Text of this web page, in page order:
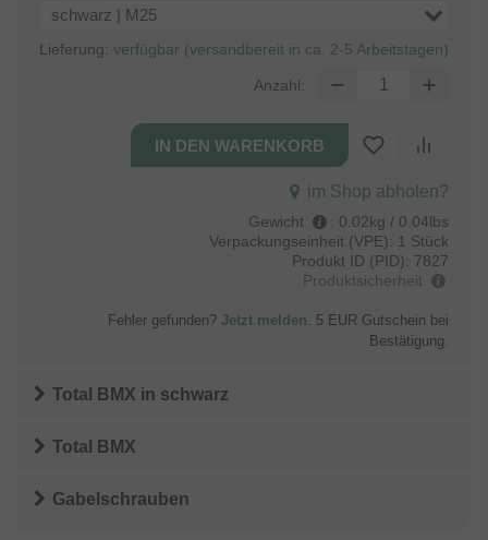
schwarz | M25
Lieferung: verfügbar (versandbereit in ca. 2-5 Arbeitstagen)
Anzahl:
im Shop abholen?
Gewicht : 0.02kg / 0.04lbs
Verpackungseinheit (VPE): 1 Stück
Produkt ID (PID): 7827
Produktsicherheit
Fehler gefunden? Jetzt melden. 5 EUR Gutschein bei
Bestätigung.
Total BMX in schwarz
Total BMX
Gabelschrauben